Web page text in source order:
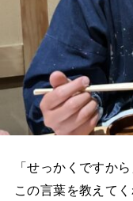
「せっかくですから
この言葉を教えて